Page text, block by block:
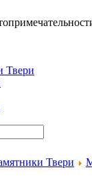
Твери
Твери